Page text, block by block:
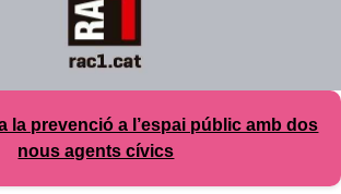
la prevenció a l’espai públic amb dos
nous agents cívics